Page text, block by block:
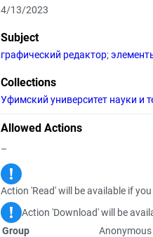
4/13/2023
Subject
графический редактор;
Collections
Уфимский университет науки и
Allowed Actions
–
Action 'Read' will be available if
Action 'Download' will be
Group
Anonymous